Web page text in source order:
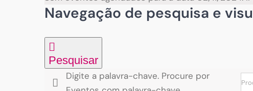
02/11/2024
Navegação de pesquisa e
Pesquisar
Digite a palavra-chave. Procure por